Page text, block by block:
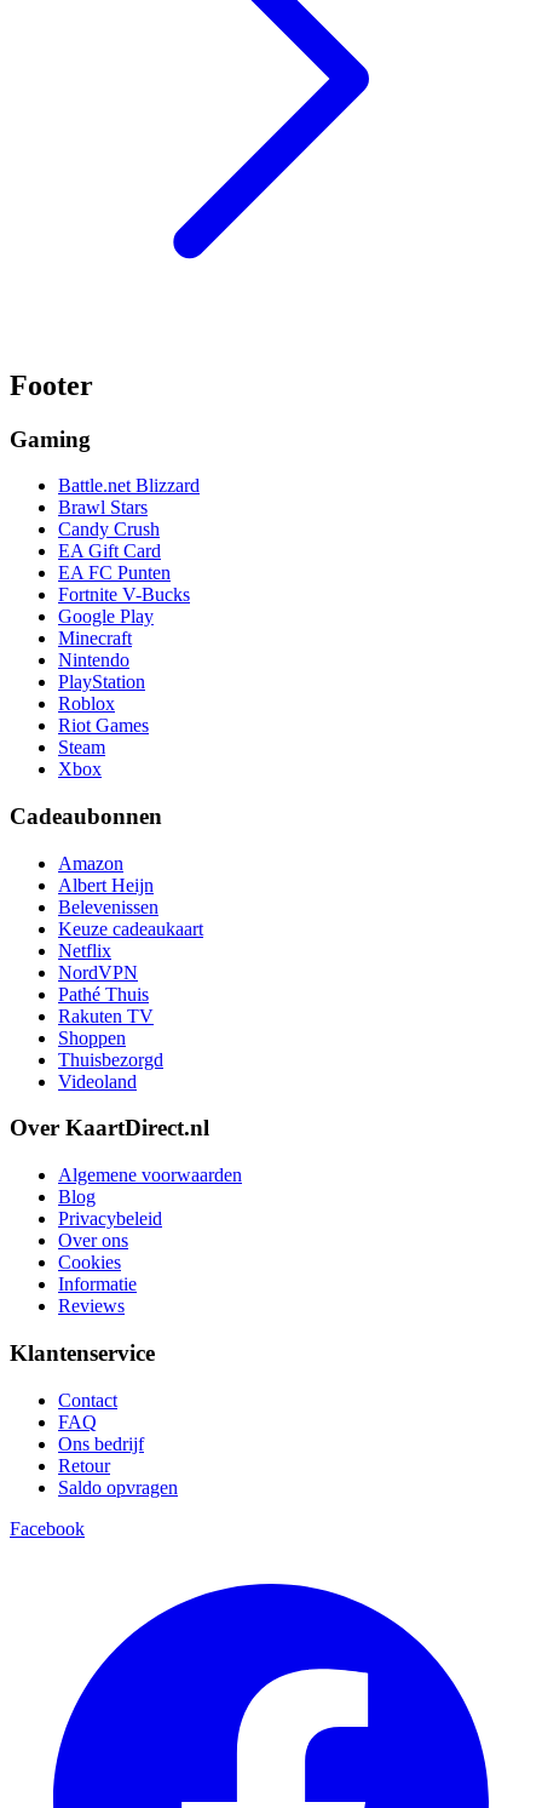
Footer
Gaming
Battle.net Blizzard
Brawl Stars
Candy Crush
EA Gift Card
EA FC Punten
Fortnite V-Bucks
Google Play
Minecraft
Nintendo
PlayStation
Roblox
Riot Games
Steam
Xbox
Cadeaubonnen
Amazon
Albert Heijn
Belevenissen
Keuze cadeaukaart
Netflix
NordVPN
Pathé Thuis
Rakuten TV
Shoppen
Thuisbezorgd
Videoland
Over KaartDirect.nl
Algemene voorwaarden
Blog
Privacybeleid
Over ons
Cookies
Informatie
Reviews
Klantenservice
Contact
FAQ
Ons bedrijf
Retour
Saldo opvragen
Facebook